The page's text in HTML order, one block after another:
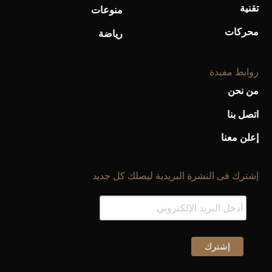
تقنية
محركات
منوعات
رياضة
روابط مفيدة
من نحن
اتصل بنا
إعلن معنا
إشترك فى النشرة البريدية ليصلك كل جديد